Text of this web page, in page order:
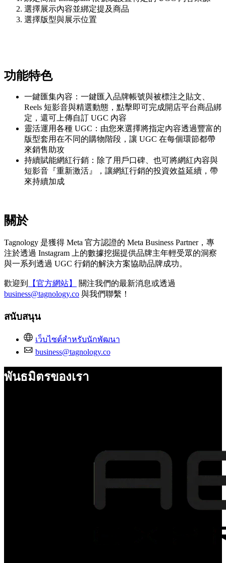
選擇展示內容並綁定提及商品
選擇版型與展示位置
功能特色
一鍵匯集內容： 一鍵匯入品牌帳號與被標注之貼文、
Reels 短影音與精選動態，點擊即可完成開店平台商品綁
定，還可上傳自訂 UGC 內容
靈活運用各種 UGC： 由您來選擇將指定內容透過豐富的
版型套用在不同的購物階段，讓 UGC 在每個環節都帶
來銷售助攻
持續賦能網紅行銷： 除了用戶口碑、也可將網紅內容與
短影音『重新激活』，讓網紅行銷的投資效益延續，帶
來持續加成
關於
Tagnology 是獲得 Meta 官方認證的 Meta Business Partner，專
注於透過 Instagram 上的數據挖掘提供品牌主年輕受眾的洞察
與一系列透過 UGC 行銷的解決方案協助品牌成功。
歡迎到 【官方網站】
關注我們的最新消息或透過
business@tagnology.co 與我們聯繫！
สนับสนุน
เว็บไซต์สำหรับนักพัฒนา
business@tagnology.co
พันธมิตรของเรา